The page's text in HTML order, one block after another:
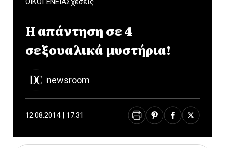
Η απάντηση σε 4
σεξουαλικά μυστήρια!
newsroom
12.08.2014 | 17:31